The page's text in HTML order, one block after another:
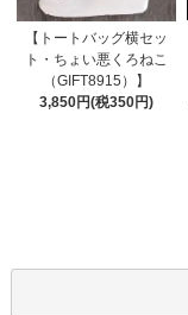
【トートバッグ横セッ
ト・ちょい悪くろねこ
（GIFT8915）】
3,850円(税350円)